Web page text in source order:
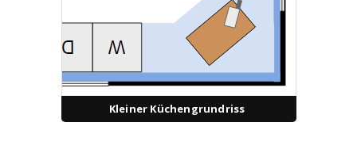
Kleiner Küchengrundriss